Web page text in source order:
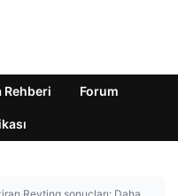
Rehberi Forum